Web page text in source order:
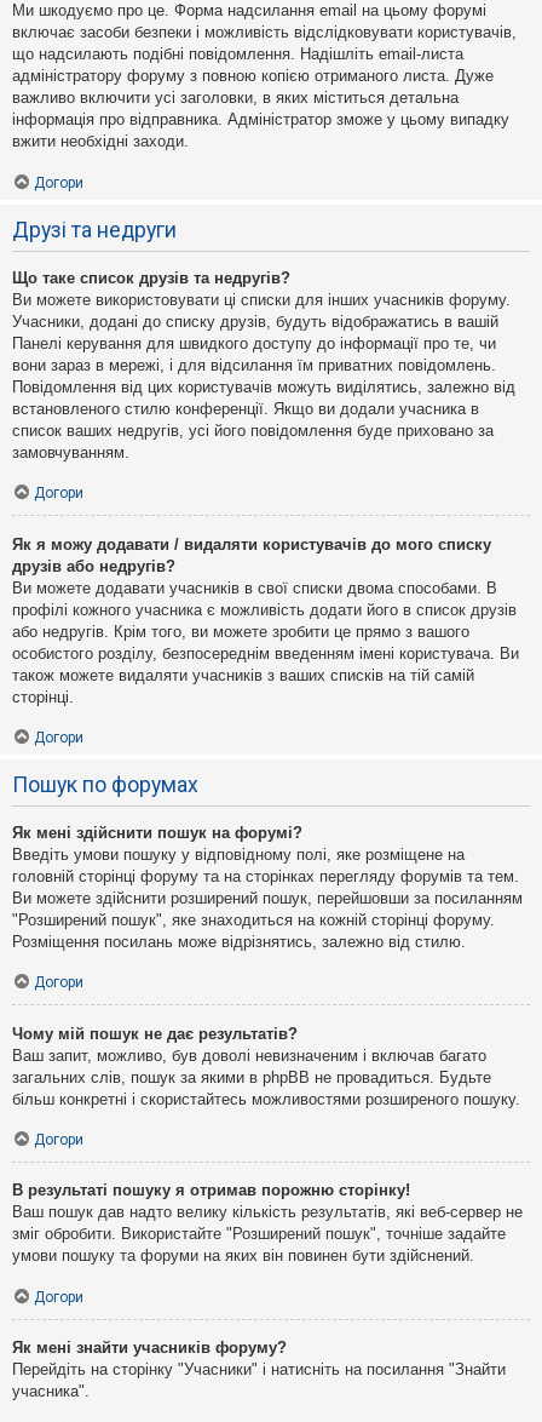
Ми шкодуємо про це. Форма надсилання email на цьому форумі
включає засоби безпеки і можливість відслідковувати користувачів,
що надсилають подібні повідомлення. Надішліть email-листа
адміністратору форуму з повною копією отриманого листа. Дуже
важливо включити усі заголовки, в яких міститься детальна
інформація про відправника. Адміністратор зможе у цьому випадку
вжити необхідні заходи.
Догори
Друзі та недруги
Що таке список друзів та недругів?
Ви можете використовувати ці списки для інших учасників форуму.
Учасники, додані до списку друзів, будуть відображатись в вашій
Панелі керування для швидкого доступу до інформації про те, чи
вони зараз в мережі, і для відсилання їм приватних повідомлень.
Повідомлення від цих користувачів можуть виділятись, залежно від
встановленого стилю конференції. Якщо ви додали учасника в
список ваших недругів, усі його повідомлення буде приховано за
замовчуванням.
Догори
Як я можу додавати / видаляти користувачів до мого списку
друзів або недругів?
Ви можете додавати учасників в свої списки двома способами. В
профілі кожного учасника є можливість додати його в список друзів
або недругів. Крім того, ви можете зробити це прямо з вашого
особистого розділу, безпосереднім введенням імені користувача. Ви
також можете видаляти учасників з ваших списків на тій самій
сторінці.
Догори
Пошук по форумах
Як мені здійснити пошук на форумі?
Введіть умови пошуку у відповідному полі, яке розміщене на
головній сторінці форуму та на сторінках перегляду форумів та тем.
Ви можете здійснити розширений пошук, перейшовши за посиланням
"Розширений пошук", яке знаходиться на кожній сторінці форуму.
Розміщення посилань може відрізнятись, залежно від стилю.
Догори
Чому мій пошук не дає результатів?
Ваш запит, можливо, був доволі невизначеним і включав багато
загальних слів, пошук за якими в phpBB не провадиться. Будьте
більш конкретні і скористайтесь можливостями розширеного пошуку.
Догори
В результаті пошуку я отримав порожню сторінку!
Ваш пошук дав надто велику кількість результатів, які веб-сервер не
зміг обробити. Використайте "Розширений пошук", точніше задайте
умови пошуку та форуми на яких він повинен бути здійснений.
Догори
Як мені знайти учасників форуму?
Перейдіть на сторінку "Учасники" і натисніть на посилання "Знайти
учасника".